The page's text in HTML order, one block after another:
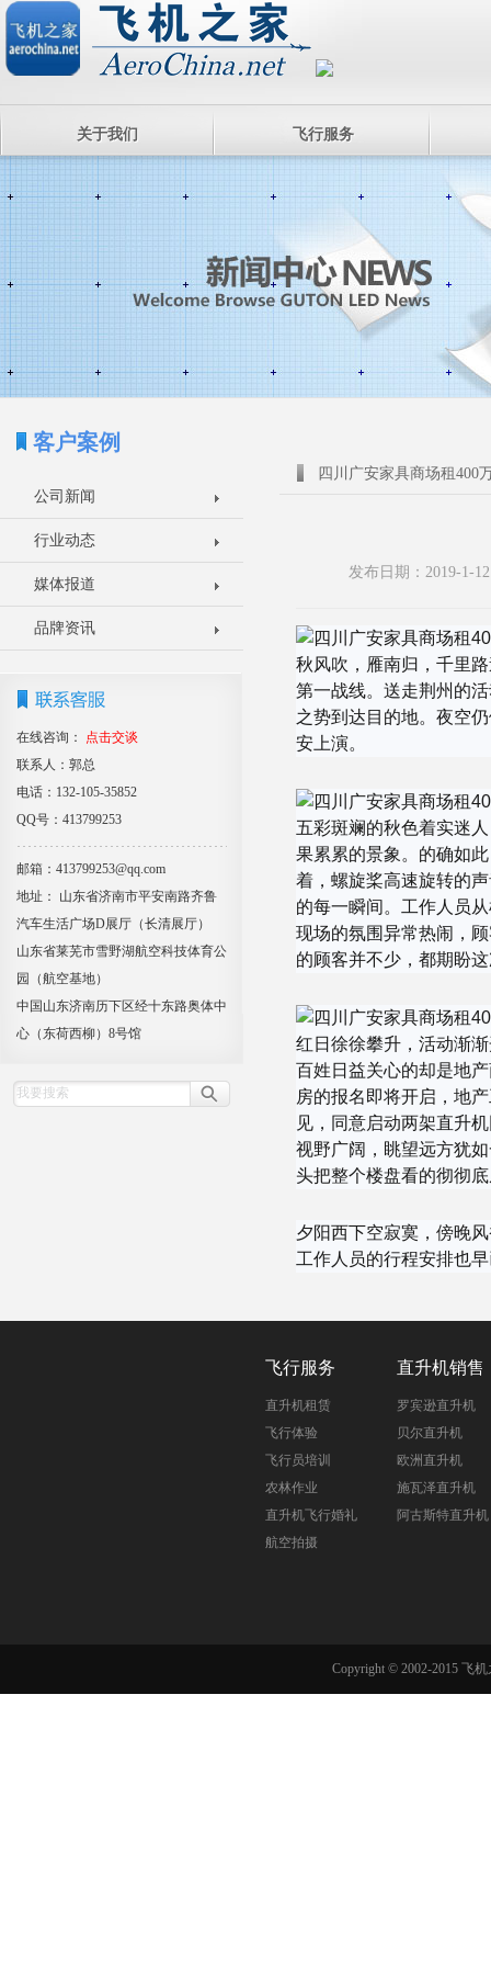
关于我们 飞行服务
客户案例
公司新闻
行业动态
媒体报道
品牌资讯
在线咨询：
点击交谈
联系人：郭总
电话：132-105-35852
QQ号：413799253
邮箱：413799253@qq.com
地址： 山东省济南市平安南路齐鲁
汽车生活广场D展厅（长清展厅）
山东省莱芜市雪野湖航空科技体育公
园（航空基地）
中国山东济南历下区经十东路奥体中
心（东荷西柳）8号馆
四川广安家具商场租400
发布日期：2019-1-
秋风吹，雁南归，千里
第一战线。送走荆州的
之势到达目的地。夜空
安上演。
五彩斑斓的秋色着实迷
果累累的景象。的确如
着，螺旋桨高速旋转的
的每一瞬间。工作人员
现场的氛围异常热闹，
的顾客并不少，都期盼
红日徐徐攀升，活动渐
百姓日益关心的却是地
房的报名即将开启，地
见，同意启动两架直升
视野广阔，眺望远方犹
头把整个楼盘看的彻彻
夕阳西下空寂寞，傍晚
工作人员的行程安排也
飞行服务
直升机租赁
飞行体验
飞行员培训
农林作业
直升机飞行婚礼
航空拍摄
直升机销售
罗宾逊直升机
贝尔直升机
欧洲直升机
施瓦泽直升机
阿古斯特直升机
Copyright © 2002-2015 飞